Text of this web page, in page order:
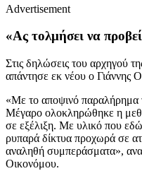
Advertisement
«Ας τολμήσει να
Στις δηλώσεις του αρχηγού
απάντησε εκ νέου ο Γιάννης
«Με το αποψινό παραλήρημα
Μέγαρο ολοκληρώθηκε η
σε εξέλιξη. Με υλικό που
ρυπαρά δίκτυα προχωρά σε
αναληθή συμπεράσματα»,
Οικονόμου.